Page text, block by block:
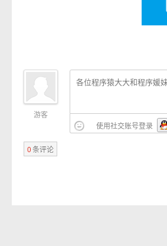
游客
使用社交账号登录
0条评论